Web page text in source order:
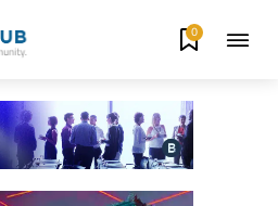
0